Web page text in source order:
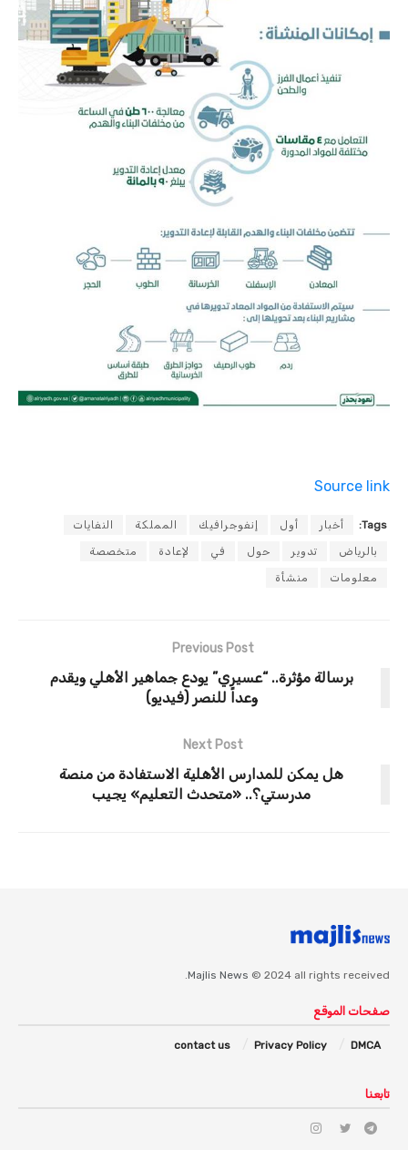
Source link
Tags: أخبار أول إنفوجرافيك المملكة النفايات
بالرياض تدوير حول في لإعادة متخصصة
معلومات منشأة
Previous Post
برسالة مؤثرة.. “عسيري” يودع جماهير الأهلي ويقدم
وعداً للنصر (فيديو)
Next Post
هل يمكن للمدارس الأهلية الاستفادة من منصة
مدرستي؟.. «متحدث التعليم» يجيب
Majlis News © 2024 all rights received.
صفحات الموقع
DMCA
Privacy Policy
contact us
تابعنا